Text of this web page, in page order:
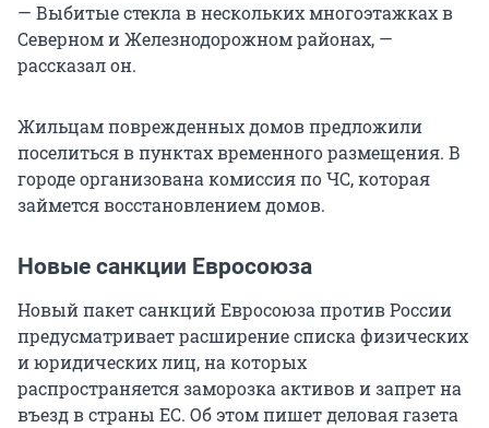
— Выбитые стекла в нескольких многоэтажках в
Северном и Железнодорожном районах, —
рассказал он.
Жильцам поврежденных домов предложили
поселиться в пунктах временного размещения. В
городе организована комиссия по ЧС, которая
займется восстановлением домов.
Новые санкции Евросоюза
Новый пакет санкций Евросоюза против России
предусматривает расширение списка физических
и юридических лиц, на которых
распространяется заморозка активов и запрет на
въезд в страны ЕС. Об этом пишет деловая газета